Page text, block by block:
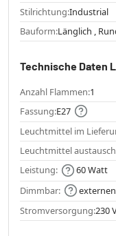
Stilrichtung:Industrial
Bauform:Länglich ,
Technische Daten
Anzahl Flammen:1
Fassung:E27
Leuchtmittel im
Leuchtmittel
Leistung:
60 Watt
Dimmbar:
Stromversorgung:230